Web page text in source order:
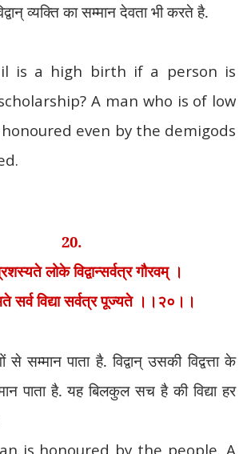
व्यक्ति का सम्मान देवता भी करते है.
is a high birth if a person is
A man who is of low
even by the demigods
20.
लोके विद्वान्सर्वत्र गौरवम् ।
सर्व विद्या सर्वत्र पूज्यते ।।२०।।
से सम्मान पाता है. विद्वान् उसकी विद्वत्ता के
पाता है. यह बिलकुल सच है की विद्या हर
is honoured by the people. A